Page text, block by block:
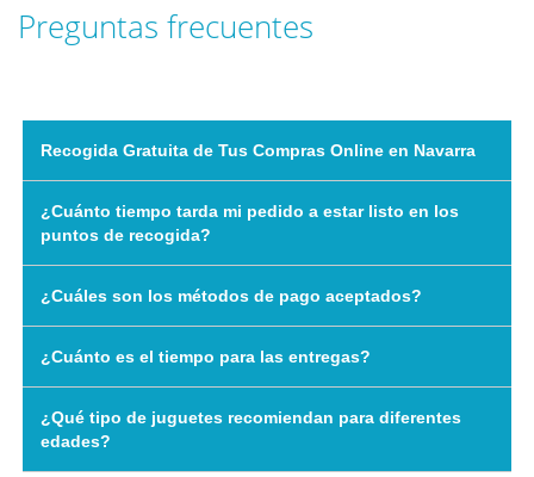
Preguntas frecuentes
Recogida Gratuita de Tus Compras Online en Navarra
¿Cuánto tiempo tarda mi pedido a estar listo en los
puntos de recogida?
¿Cuáles son los métodos de pago aceptados?
¿Cuánto es el tiempo para las entregas?
¿Qué tipo de juguetes recomiendan para diferentes
edades?